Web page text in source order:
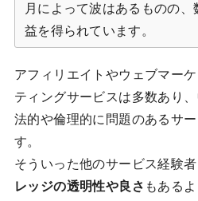
月によって波はあるものの、
益を得られています。
アフィリエイトやウェブマー
ティングサービスは多数あり
法的や倫理的に問題のあるサ
す。
そういった他のサービス経験
レッジの透明性や良さ もある